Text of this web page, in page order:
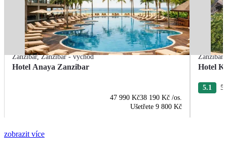
Zanzibar,Zanzibar - východ
Hotel Anaya Zanzibar
47 990 Kč38 190 Kč /os.
Ušetřete 9 800 Kč
Zanzibar
Hotel
5.1
zobrazit více